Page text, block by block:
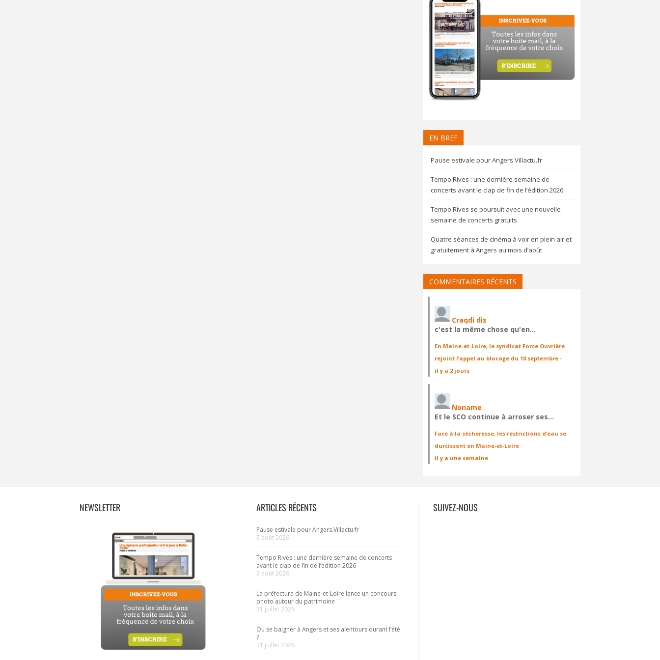
EN BREF
Pause estivale pour Angers.Villactu.fr
Tempo Rives : une dernière semaine de
concerts avant le clap de fin de l’édition 2026
Tempo Rives se poursuit avec une nouvelle
semaine de concerts gratuits
Quatre séances de cinéma à voir en plein air et
gratuitement à Angers au mois d’août
COMMENTAIRES RÉCENTS
Craqdi dis
c'est la même chose qu'en…
En Maine-et-Loire, le syndicat Force Ouvrière
rejoint l’appel au blocage du 10 septembre ·
il y a 2 jours
Noname
Et le SCO continue à arroser ses…
Face à la sécheresse, les restrictions d’eau se
durcissent en Maine-et-Loire ·
il y a une semaine
NEWSLETTER ARTICLES RÉCENTS
Pause estivale pour Angers.Villactu.fr
3 août 2026
Tempo Rives : une dernière semaine de concerts
avant le clap de fin de l’édition 2026
3 août 2026
La préfecture de Maine-et-Loire lance un concours
photo autour du patrimoine
31 juillet 2026
Où se baigner à Angers et ses alentours durant l’été
?
31 juillet 2026
SUIVEZ-NOUS